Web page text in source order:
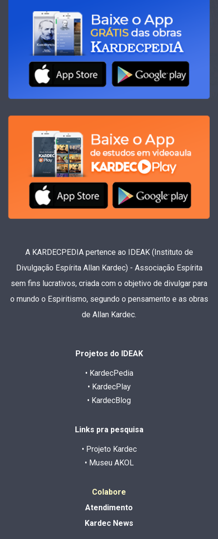
A KARDECPEDIA pertence ao IDEAK (Instituto de
Divulgação Espírita Allan Kardec) - Associação Espírita
sem fins lucrativos, criada com o objetivo de divulgar para
o mundo o Espiritismo, segundo o pensamento e as obras
de Allan Kardec.
Projetos do IDEAK
• KardecPedia
• KardecPlay
• KardecBlog
Links pra pesquisa
• Projeto Kardec
• Museu AKOL
Colabore
Atendimento
Kardec News